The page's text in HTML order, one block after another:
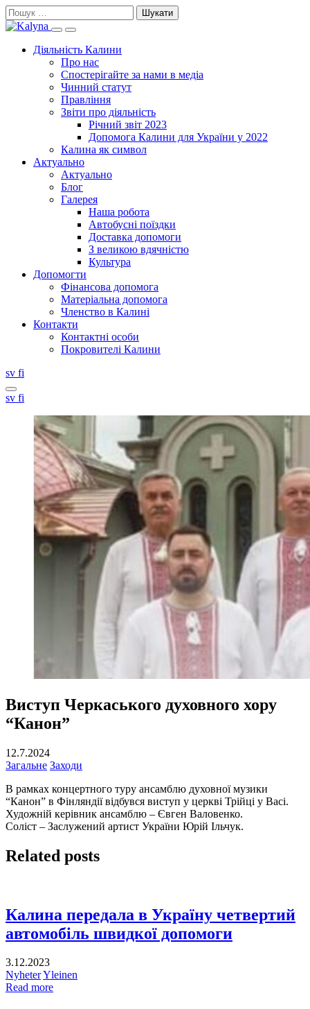
Skip
to
content
Пошук:
Search
this
site
Primary
Menu
Діяльність Калини
Про нас
Спостерігайте за нами в медіа
Чинний статут
Правління
Звіти про діяльність
Річний звіт 2023
Допомога Калини для України у 2022
Калина як символ
Актуально
Актуально
Блог
Галерея
Наша робота
Автобусні поїздки
Доставка допомоги
З великою вдячністю
Культура
Допомогти
Фінансова допомога
Матеріальна допомога
Членство в Калині
Контакти
Контактні особи
Покровителі Калини
sv Svenska
fi
Search
this
sv Svenska
fi
Виступ Черкаського духовного хору
“Канон”
12.7.2024
Загальне Заходи
В рамках концертного туру ансамблю духовної музики
“Канон” в Фінляндії відбувся виступ у церкві Трійці у Васі.
Художній керівник ансамблю – Євген Валовенко.
Соліст – Заслужений артист України Юрій Ільчук.
Related posts
Калина передала в Україну четвертий
автомобіль швидкої допомоги
3.12.2023
NyheterYleinen
Read more